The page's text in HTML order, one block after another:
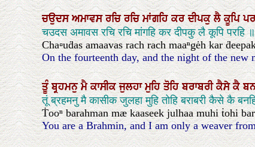
ਚਉਦਸਅਮਾਵਸਰਚਿਰਚਿਮਾਂਗਹਿਕਰਦੀਪਕੁਲੈਕੂਪਿ
चउदस अमावस रचि रचि मांगहि कर दीपकु लै कूपि परहि
Cha▫uḋas amaavas rach rach maaⁿgėh kar
On the fourteenth day, and the night of the
ਤੂੰਬ੍ਰਹਮਨੁਮੈਕਾਸੀਕਜੁਲਹਾਮੁਹਿਤੋਹਿਬਰਾਬਰੀਕੈਸੇਕੈ
तूं ब्रहमनु मै कासीक जुलहा मुहि तोहि बराबरी कैसे कै
Ṫooⁿ barahman mæ kaaseek julhaa muhi ṫohi
You are a Brahmin, and I am only a weaver